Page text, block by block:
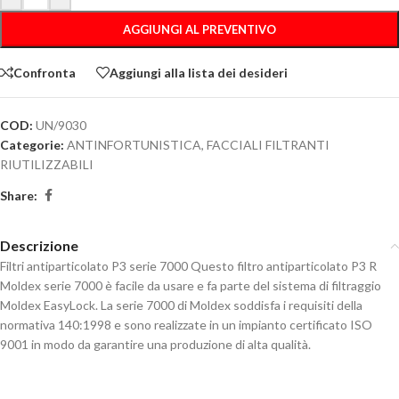
AGGIUNGI AL PREVENTIVO
Confronta Aggiungi alla lista dei desideri
COD: UN/9030
Categorie: ANTINFORTUNISTICA, FACCIALI FILTRANTI
RIUTILIZZABILI
Share:
Descrizione
Filtri antiparticolato P3 serie 7000 Questo filtro antiparticolato P3 R
Moldex serie 7000 è facile da usare e fa parte del sistema di filtraggio
Moldex EasyLock. La serie 7000 di Moldex soddisfa i requisiti della
normativa 140:1998 e sono realizzate in un impianto certificato ISO
9001 in modo da garantire una produzione di alta qualità.